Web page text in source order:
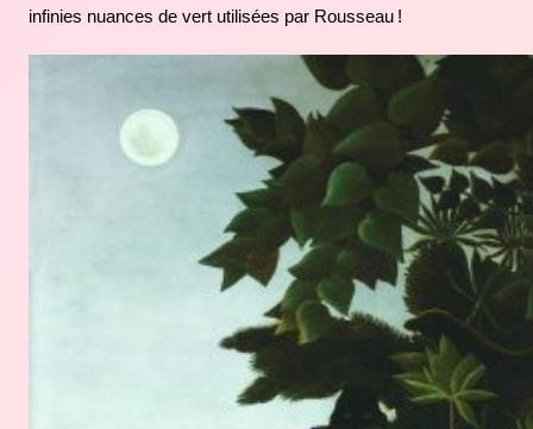
infinies nuances de vert utilisées par Rousseau !